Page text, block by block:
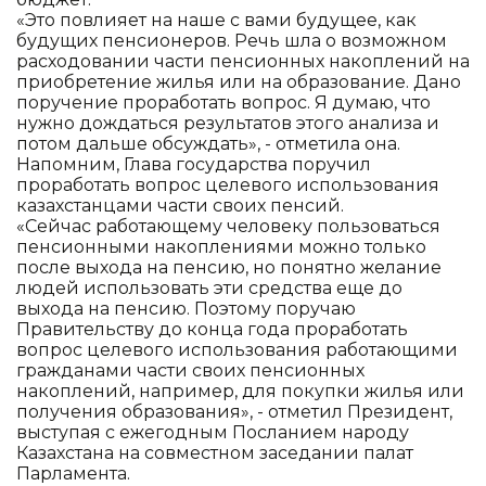
«Это повлияет на наше с вами будущее, как
будущих пенсионеров. Речь шла о возможном
расходовании части пенсионных накоплений на
приобретение жилья или на образование. Дано
поручение проработать вопрос. Я думаю, что
нужно дождаться результатов этого анализа и
потом дальше обсуждать», - отметила она.
Напомним, Глава государства поручил
проработать вопрос целевого использования
казахстанцами части своих пенсий.
«Сейчас работающему человеку пользоваться
пенсионными накоплениями можно только
после выхода на пенсию, но понятно желание
людей использовать эти средства еще до
выхода на пенсию. Поэтому поручаю
Правительству до конца года проработать
вопрос целевого использования работающими
гражданами части своих пенсионных
накоплений, например, для покупки жилья или
получения образования», - отметил Президент,
выступая с ежегодным Посланием народу
Казахстана на совместном заседании палат
Парламента.